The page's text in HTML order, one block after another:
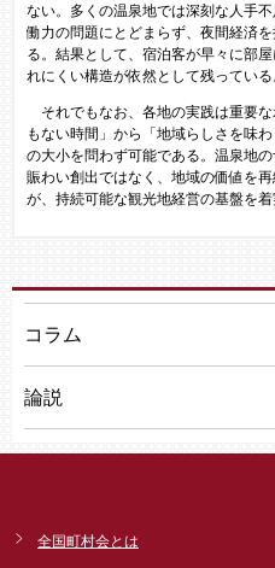
ない。多くの温泉地では深刻な人手
働力の問題にとどまらず、夜間経済
る。結果として、宿泊客が早々に部
れにくい構造が依然として残っている
それでもなお、各地の実践は重要
もない時間」から「地域らしさを味
の大小を問わず可能である。温泉地
賑わい創出ではなく、地域の価値を
が、持続可能な観光地経営の基盤を
コラム
論説
全国町村会とは